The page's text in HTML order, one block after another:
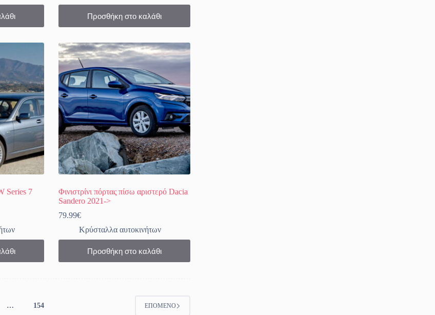
Προσθήκη στο καλάθι
Series 7
Φινιστρίνι πόρτας πίσω αριστερό Dacia
Sandero 2021->
79.99€
Κρύσταλλα αυτοκινήτων
Προσθήκη στο καλάθι
… 154 ΕΠΌΜΕΝΟ